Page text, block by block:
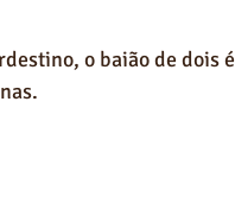
o baião de dois é